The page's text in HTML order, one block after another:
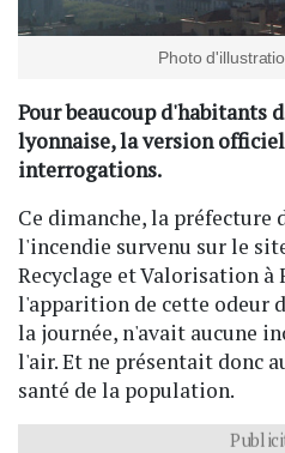
Photo
Pour beaucoup d'habitants
lyonnaise, la version
interrogations.
Ce dimanche, la préfecture
l'incendie survenu sur le
Recyclage et Valorisation à
l'apparition de cette odeur
la journée, n'avait aucune
l'air. Et ne présentait donc
santé de la population.